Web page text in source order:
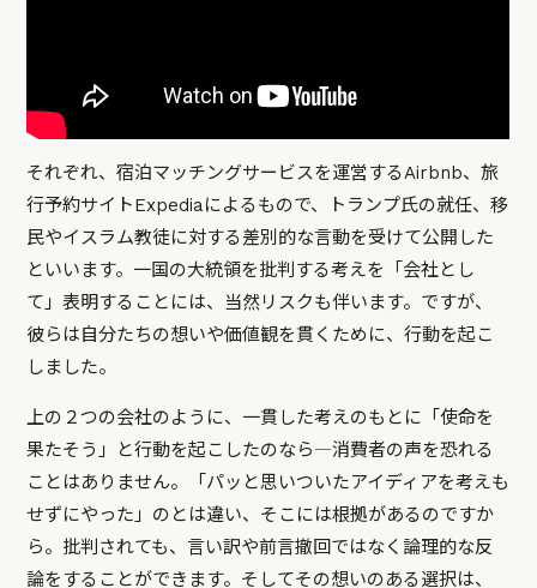
それぞれ、宿泊マッチングサービスを運営するAirbnb、旅
行予約サイトExpediaによるもので、トランプ氏の就任、移
民やイスラム教徒に対する差別的な言動を受けて公開した
といいます。一国の大統領を批判する考えを「会社とし
て」表明することには、当然リスクも伴います。ですが、
彼らは自分たちの想いや価値観を貫くために、行動を起こ
しました。
上の２つの会社のように、一貫した考えのもとに「使命を
果たそう」と行動を起こしたのなら―消費者の声を恐れる
ことはありません。「パッと思いついたアイディアを考えも
せずにやった」のとは違い、そこには根拠があるのですか
ら。批判されても、言い訳や前言撤回ではなく論理的な反
論をすることができます。そしてその想いのある選択は、